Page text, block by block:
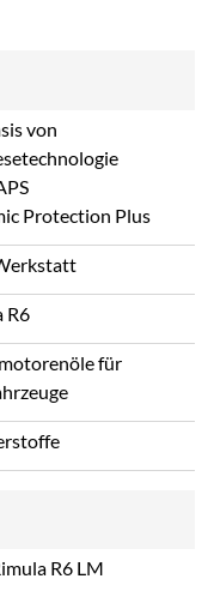
von
Protection Plus
R6
für
R6 LM